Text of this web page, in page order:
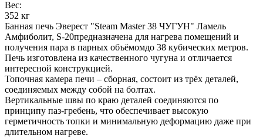
Вес:
352 кг
Банная печь Эверест "Steam Master 38 ЧУГУН" Ламель
Амфиболит, S-20предназначена для нагрева помещений и
получения пара в парных объёмомдо 38 кубических метров.
Печь изготовлена из качественного чугуна и отличается
интересной конструкцией.
Топочная камера печи – сборная, состоит из трёх деталей,
соединяемых между собой на болтах.
Вертикальные швы по краю деталей соединяются по
принципу паз-гребень, что обеспечивает высокую
герметичность топки и минимальную деформацию даже при
длительном нагреве.